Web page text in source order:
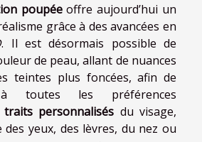
poupéeoffre aujourd’hui un
grâce à des avancées en
. Il est désormais possible de
de peau, allant de nuances
teintes plus foncées, afin de
à toutes les préférences
traits personnalisés du visage,
yeux, des lèvres, du nez ou